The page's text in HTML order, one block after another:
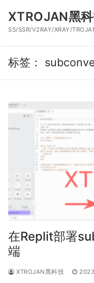
XTROJAN黑
SS/SSR/V2RAY/XRAY/
标签：
在Replit部署
端
XTROJAN黑科技